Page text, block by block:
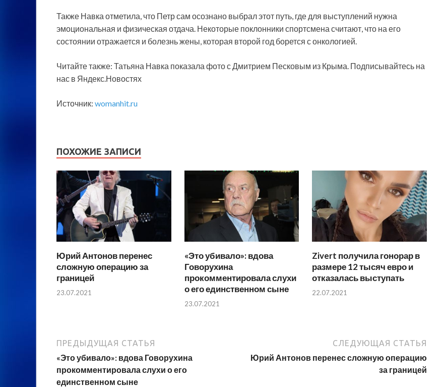
Также Навка отметила, что Петр сам осознано выбрал этот путь, где для выступлений нужна
эмоциональная и физическая отдача. Некоторые поклонники спортсмена считают, что на его
состоянии отражается и болезнь жены, которая второй год борется с онкологией.
Читайте также: Татьяна Навка показала фото с Дмитрием Песковым из Крыма. Подписывайтесь на
нас в Яндекс.Новостях
Источник: womanhit.ru
ПОХОЖИЕ ЗАПИСИ
Юрий Антонов перенес
сложную операцию за
границей
23.07.2021
«Это убивало»: вдова
Говорухина
прокомментировала слухи
о его единственном сыне
23.07.2021
Zivert получила гонорар в
размере 12 тысяч евро и
отказалась выступать
22.07.2021
ПРЕДЫДУЩАЯ СТАТЬЯ
«Это убивало»: вдова Говорухина
прокомментировала слухи о его
единственном сыне
СЛЕДУЮЩАЯ СТАТЬЯ
Юрий Антонов перенес сложную операцию
за границей